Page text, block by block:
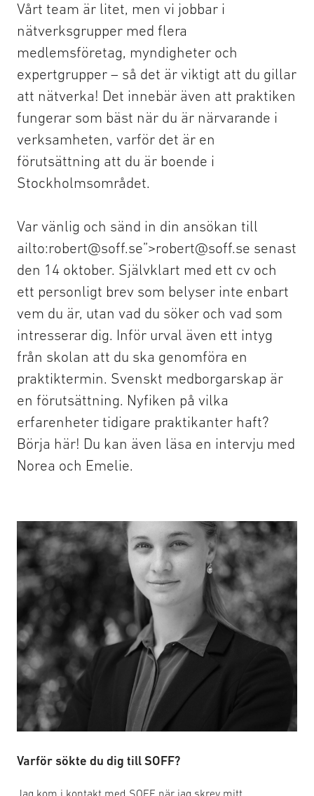
Vårt team är litet, men vi jobbar i
nätverksgrupper med flera
medlemsföretag, myndigheter och
expertgrupper – så det är viktigt att du gillar
att nätverka! Det innebär även att praktiken
fungerar som bäst när du är närvarande i
verksamheten, varför det är en
förutsättning att du är boende i
Stockholmsområdet.
Var vänlig och sänd in din ansökan till
ailto:robert@soff.se”>robert@soff.se senast
den 14 oktober. Självklart med ett cv och
ett personligt brev som belyser inte enbart
vem du är, utan vad du söker och vad som
intresserar dig. Inför urval även ett intyg
från skolan att du ska genomföra en
praktiktermin. Svenskt medborgarskap är
en förutsättning. Nyfiken på vilka
erfarenheter tidigare praktikanter haft?
Börja här! Du kan även läsa en intervju med
Norea och Emelie.
Varför sökte du dig till SOFF?
Jag kom i kontakt med SOFF när jag skrev mitt